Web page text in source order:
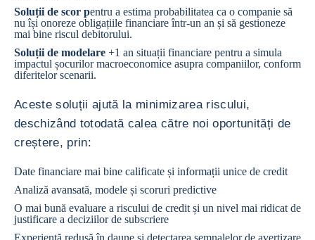
Soluții de scor pentru a estima probabilitatea ca o companie să
nu își onoreze obligațiile financiare într-un an și să gestioneze
mai bine riscul debitorului.
Soluții de modelare +1 an situații financiare pentru a simula
impactul șocurilor macroeconomice asupra companiilor, conform
diferitelor scenarii.
Aceste soluții ajută la minimizarea riscului,
deschizând totodată calea către noi oportunități de
creștere, prin:
Date financiare mai bine calificate și informații unice de credit
Analiză avansată, modele și scoruri predictive
O mai bună evaluare a riscului de credit și un nivel mai ridicat de
justificare a deciziilor de subscriere
Experiență redusă în daune și detectarea semnalelor de avertizare